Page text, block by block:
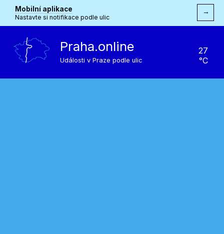
Mobilní aplikace
Nastavte si notifikace podle ulic
→
Praha.online
Události v Praze podle ulic
27
°C